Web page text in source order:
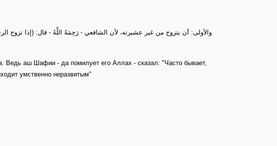
والأولى: أن يتزوج من غير عشيرته، لأن الشافعي - رَحِمَهُ اللَّهُ - قال: (إذا تزوج
Ведь аш Шафии - да помилует его Аллах - сказал: "Часто бывает,
умственно неразвитым"